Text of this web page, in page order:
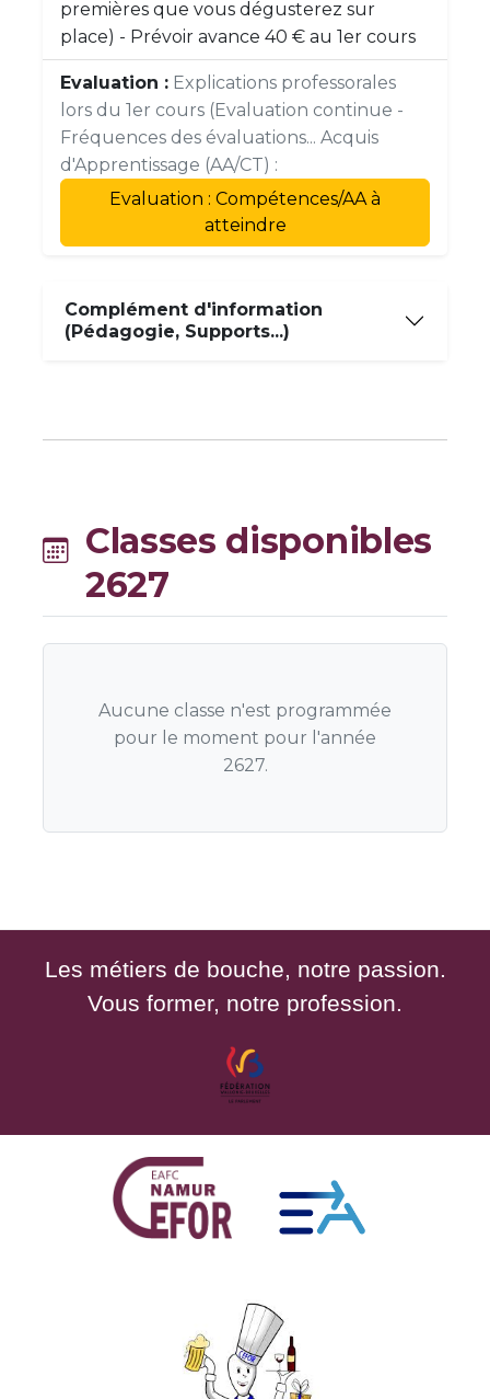
premières que vous dégusterez sur
place) - Prévoir avance 40 € au 1er cours
Evaluation : Explications professorales
lors du 1er cours (Evaluation continue -
Fréquences des évaluations... Acquis
d'Apprentissage (AA/CT) :
Evaluation : Compétences/AA à
atteindre
Complément d'information
(Pédagogie, Supports...)
Classes disponibles
2627
Aucune classe n'est programmée
pour le moment pour l'année
2627.
Les métiers de bouche, notre passion.
Vous former, notre profession.